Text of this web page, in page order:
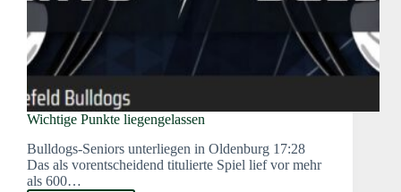
Wichtige Punkte liegengelassen
Bulldogs-Seniors unterliegen in Oldenburg 17:28
Das als vorentscheidend titulierte Spiel lief vor mehr
als 600…